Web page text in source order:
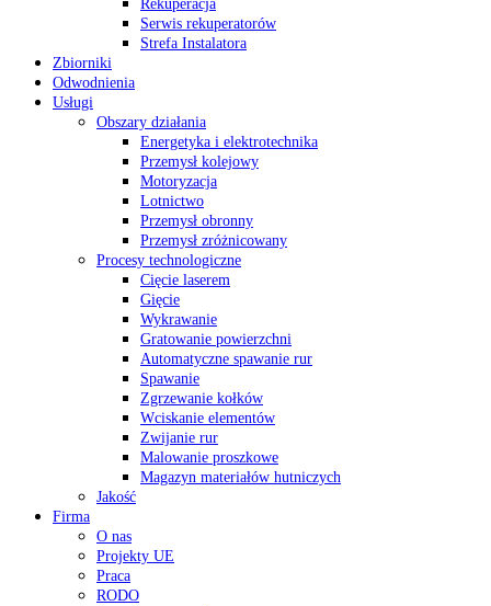
Rekuperacja
Serwis rekuperatorów
Strefa Instalatora
Zbiorniki
Odwodnienia
Usługi
Obszary działania
Energetyka i elektrotechnika
Przemysł kolejowy
Motoryzacja
Lotnictwo
Przemysł obronny
Przemysł zróżnicowany
Procesy technologiczne
Cięcie laserem
Gięcie
Wykrawanie
Gratowanie powierzchni
Automatyczne spawanie rur
Spawanie
Zgrzewanie kołków
Wciskanie elementów
Zwijanie rur
Malowanie proszkowe
Magazyn materiałów hutniczych
Jakość
Firma
O nas
Projekty UE
Praca
RODO